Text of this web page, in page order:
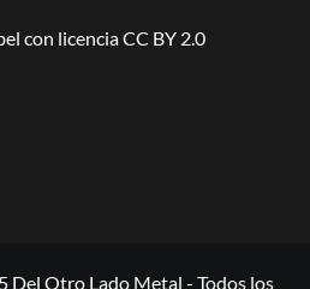
con licenciaCC BY 2.0
Otro Lado Metal - Todos los